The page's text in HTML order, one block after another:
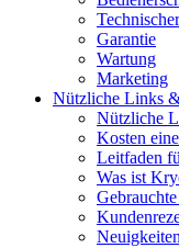
Garantie
Wartung
Marketing
Nützliche Links
Nützliche
Kosten
Leitfaden
Was ist